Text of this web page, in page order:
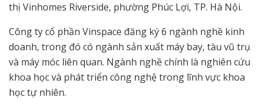
thị Vinhomes Riverside, phường Phúc Lợi, TP. Hà Nội.
Công ty cổ phần Vinspace đăng ký 6 ngành nghề kinh
doanh, trong đó có ngành sản xuất máy bay, tàu vũ trụ
và máy móc liên quan. Ngành nghề chính là nghiên cứu
khoa học và phát triển công nghệ trong lĩnh vực khoa
học tự nhiên.